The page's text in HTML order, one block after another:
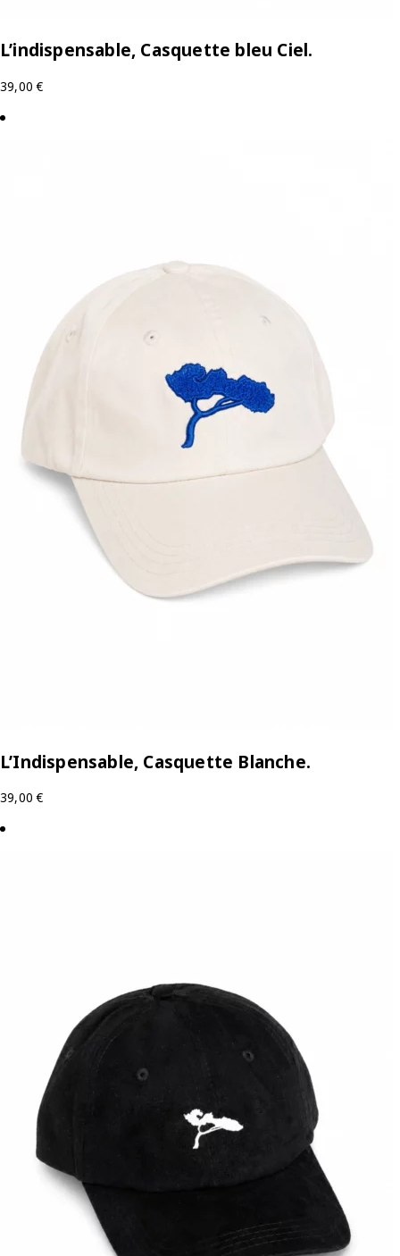
L’indispensable, Casquette bleu Ciel.
39,00€
L’Indispensable, Casquette Blanche.
39,00€